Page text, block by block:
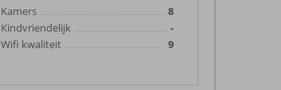
Kamers
8
Kindvriendelijk
-
Wifi kwaliteit
9